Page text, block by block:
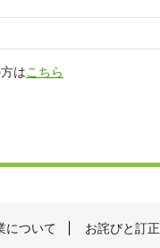
はこちら
について お詫びと訂正